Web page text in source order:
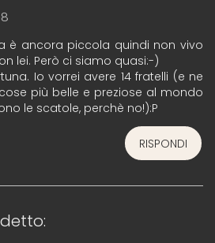
è ancora piccola quindi non vivo
lei. Però ci siamo quasi:-)
Io vorrei avere 14 fratelli (e ne
più belle e preziose al mondo
le scatole, perchè no!):P
RISPONDI